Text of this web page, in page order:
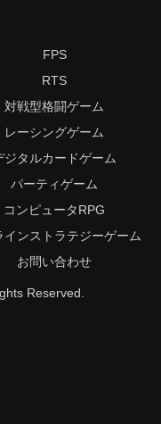
FPS
RTS
対戦型格闘ゲーム
レーシングゲーム
ジタルカードゲーム
パーティゲーム
コンピュータRPG
インストラテジーゲーム
お問い合わせ
Reserved.